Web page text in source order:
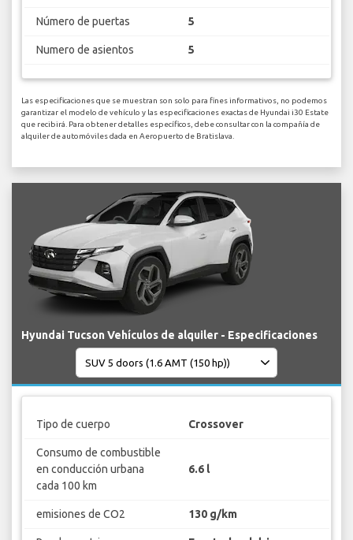
Número de puertas 5
Numero de asientos 5
Las especificaciones que se muestran son solo para fines informativos, no podemos
garantizar el modelo de vehículo y las especificaciones exactas de Hyundai i30 Estate
que recibirá. Para obtener detalles específicos, debe consultar con la compañía de
alquiler de automóviles dada en Aeropuerto de Bratislava.
Hyundai Tucson Vehículos de alquiler - Especificaciones
Tipo de cuerpo Crossover
Consumo de combustible
en conducción urbana
cada 100 km
6.6 l
emisiones de CO2 130 g/km